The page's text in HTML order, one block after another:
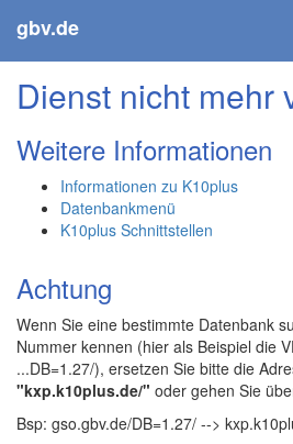
gbv.de
Dienst nicht mehr
Weitere Informationen
Informationen zu K10plus
Datenbankmenü
K10plus Schnittstellen
Achtung
Wenn Sie eine bestimmte Datenbank
Nummer kennen (hier als Beispiel die
...DB=1.27/), ersetzen Sie bitte die
"kxp.k10plus.de/" oder gehen Sie
Bsp: gso.gbv.de/DB=1.27/ -->